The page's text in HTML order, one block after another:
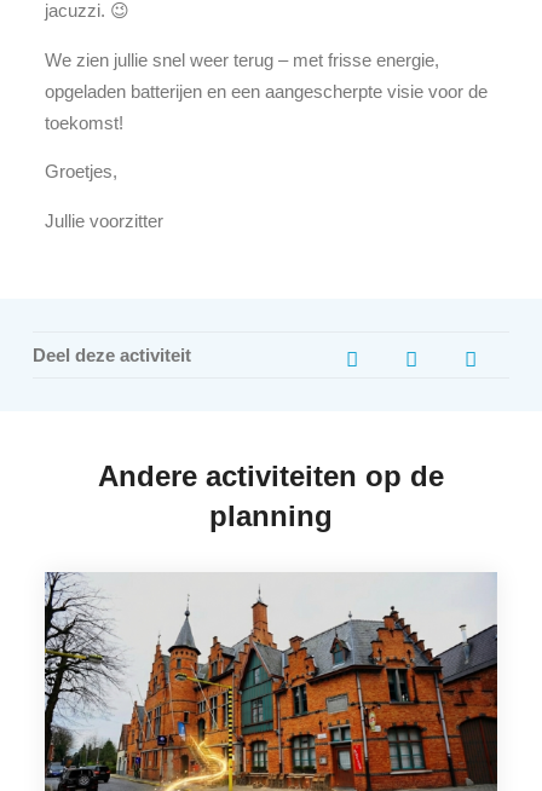
jacuzzi. 😉
We zien jullie snel weer terug – met frisse energie,
opgeladen batterijen en een aangescherpte visie voor de
toekomst!
Groetjes,
Jullie voorzitter
Deel deze activiteit
Andere activiteiten op de
planning